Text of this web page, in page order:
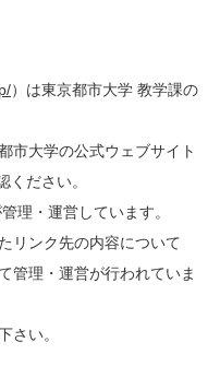
）は東京都市大学 教学課の
市大学の公式ウェブサイト
ください。
理・運営しています。
リンク先の内容について
管理・運営が行われていま
さい。